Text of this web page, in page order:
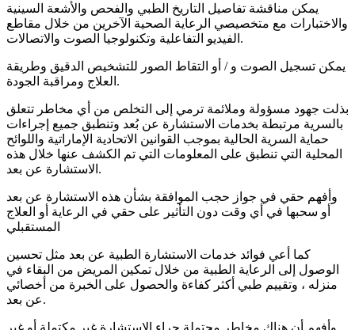
يمكن مناقشة تفاصيل التاريخ الطبي والفحص والأشعة السينية
والاختبارات مع متخصيصي الرعاية الصحية الآخرين من خلال مقاطع
الفيديو التفاعلية وتكنولوجيا الصوت والاتصالات.
يمكن تسجيل الصوت و / أو التقاط الصور للتشخيص الدقيق وطريقة
العلاج ومراقبة الجودة.
بذلت جهود مسؤولة وملائمة ترمي إلى التخلص من أي مخاطر تتعلق
بالسرية مرتبطة بخدمات الاستشارة عن بُعد وتنطبق جميع إجراءات
حماية السرية الحالية بموجب القوانين الاتحادية الإماراتية واللوائح
المحلية التي تنطبق على المعلومات التي تم الكشف عنها خلال هذه
الاستشارة عن بعد.
وأفهم حقي في جواز حجب الموافقة بشأن هذه الاستشارة عن بعد
أو سحبها في أي وقت دون التأثير على حقي في الرعاية أو العلاج
المستقبلي
كما أعي فوائد خدمات الاستشارة الطبية عن بعد مثل تحسين
الوصول إلى الرعاية الطبية من خلال تمكين المريض من البقاء في
منزله ، وتقييم طبي أكثر كفاءة والحصول على الخبرة من أخصائي
عن بعد.
وأفهم أن هناك مخاطر محتملة جراء الاستشارة غير مكتملة أو غير